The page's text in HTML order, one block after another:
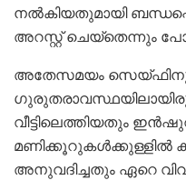
നൽകിയതുമായി
അറസ്റ്റ് ചെയ്തെന്നും
അതേസമയം സെയ്ഫിനു
വീട്ടിലെത്തിയതും
മണിക്കൂറുകൾക്കുള്ളിൽ
അനുവദിച്ചതും ഏറെ